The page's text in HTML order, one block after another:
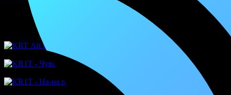
Информация о песне «KR1T, Стриж - Кукловод ч.
информация отсутствует
Другие релизы исполнителя